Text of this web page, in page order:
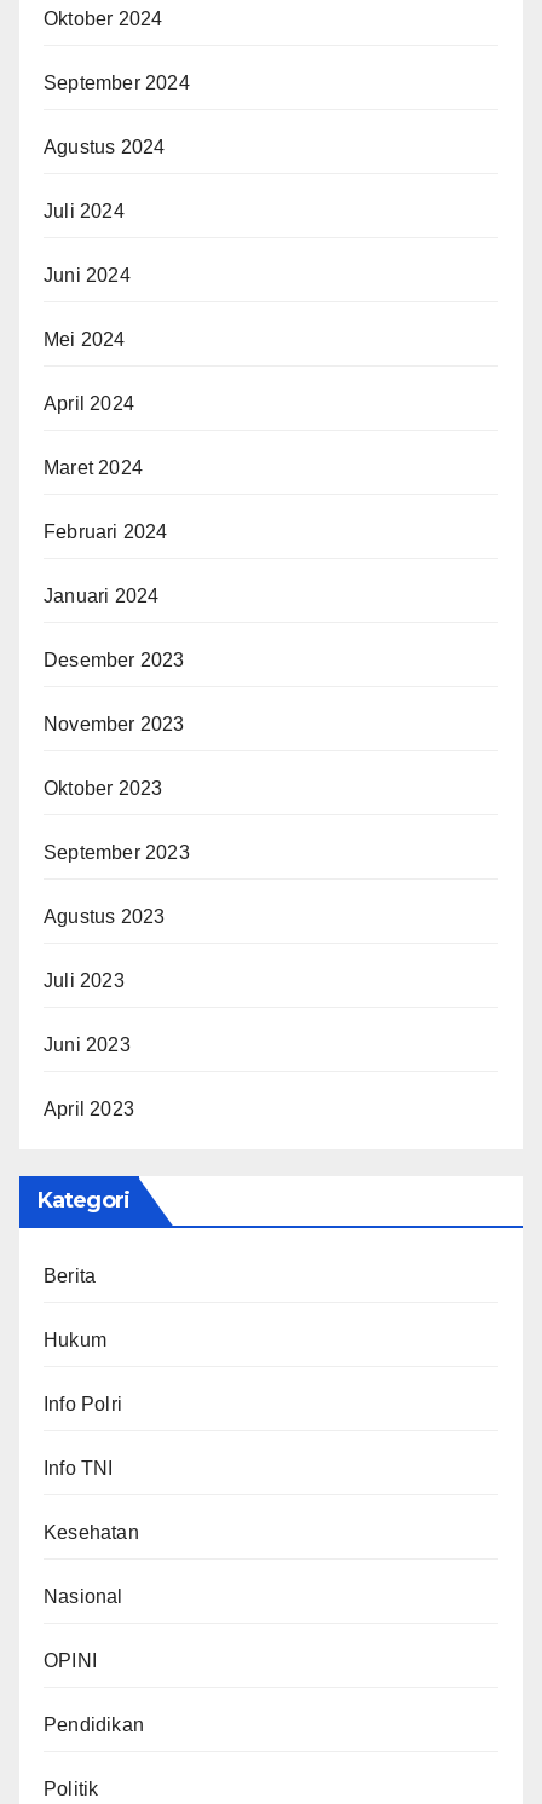
Oktober 2024
September 2024
Agustus 2024
Juli 2024
Juni 2024
Mei 2024
April 2024
Maret 2024
Februari 2024
Januari 2024
Desember 2023
November 2023
Oktober 2023
September 2023
Agustus 2023
Juli 2023
Juni 2023
April 2023
Kategori
Berita
Hukum
Info Polri
Info TNI
Kesehatan
Nasional
OPINI
Pendidikan
Politik